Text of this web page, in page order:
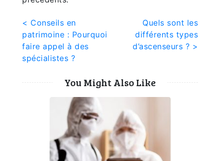
Navigation
l’article
< Conseils en
patrimoine : Pourquoi
faire appel à des
spécialistes ?
Quels sont les
différents types
d’ascenseurs ? >
You Might Also Like